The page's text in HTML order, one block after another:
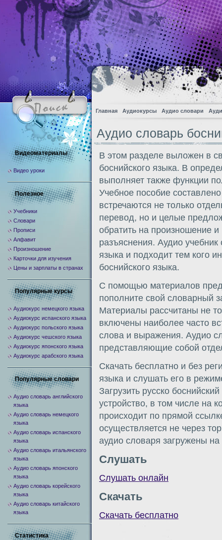
Главная Аудиокурсы Аудио словари
Аудио словарь
В этом разделе выложен в
боснийского языка. В
выполняет также функции
Учебное пособие
встречаются не только
перевод, но и целые
обратить на произношение
разъяснения. Аудио учебник
языка и подходит тем кого
боснийского языка.
С помощью материалов
пополните свой словарный
Материалы рассчитаны не
включены наиболее часто
слова и выражения. Аудио
представляющие собой
Скачать бесплатно и без
языка и слушать его в
Загрузить русско
устройство, в том числе на
происходит по прямой
осуществляется не через
аудио словаря загружены
Слушать
Слушать онлайн
Скачать
Скачать бесплатно
Видеоматериалы
Видео уроки
Полезное
Учебники
Словари
Прописи
Алфавит
Произношение
Карточки для изучения
Цены и зарплаты в странах
Популярные курсы
Аудиокурс немецкого языка
Аудиокурс испанского языка
Аудиокурс польского языка
Аудиокурс чешского языка
Аудиокурс японского языка
Аудиокурс арабского языка
Популярные словари
Аудио словарь английского
языка
Аудио словарь немецкого
языка
Аудио словарь испанского
языка
Аудио словарь итальянского
языка
Аудио словарь японского
языка
Аудио словарь корейского
языка
Аудио словарь китайского
языка
Статистика